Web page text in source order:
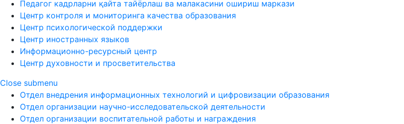
Педагог кадрларни қайта тайёрлаш ва малакасини ошириш маркази
Центр контроля и мониторинга качества образования
Центр психологической поддержки
Центр иностранных языков
Информационно-ресурсный центр
Центр духовности и просветительства
Close submenu
Отдел внедрения информационных технологий и цифровизации образования
Отдел организации научно-исследовательской деятельности
Отдел организации воспитательной работы и награждения